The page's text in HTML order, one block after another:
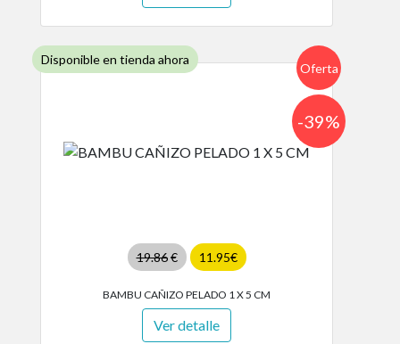
Disponible en tienda ahora
Oferta
19.86€ 11.95€
-39%
BAMBU CAÑIZO PELADO 1 X 5 CM
Ver detalle